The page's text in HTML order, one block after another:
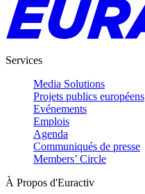
Services
Media Solutions
Projets publics européens
Evénements
Emplois
Agenda
Communiqués de presse
Members’ Circle
À Propos d'Euractiv